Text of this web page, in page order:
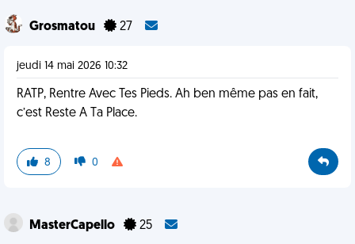
Grosmatou 27
jeudi 14 mai 2026 10:32
RATP, Rentre Avec Tes Pieds. Ah ben même pas en fait,
c’est Reste A Ta Place.
8 0
MasterCapello 25